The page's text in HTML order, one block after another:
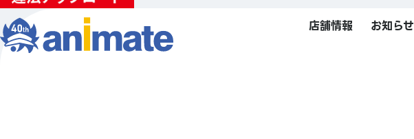
店舗情報 お知らせ